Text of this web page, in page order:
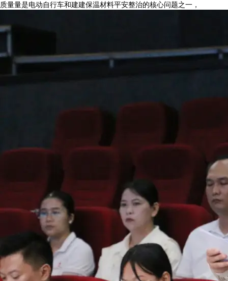
质量量是电动自行车和建建保温材料平安整治的核心问题之一，